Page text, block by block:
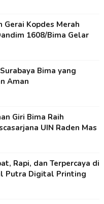
Gerai Kopdes Merah
1608/Bima Gelar
Bima yang
Aman
Giri Bima Raih
UIN Raden Mas
Rapi, dan Terpercaya di
Putra Digital Printing